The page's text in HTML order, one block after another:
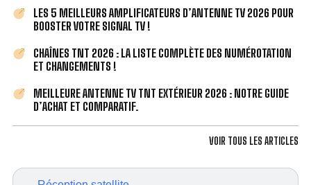
LES 5 MEILLEURS AMPLIFICATEURS D’ANTENNE TV 2026 POUR
BOOSTER VOTRE SIGNAL TV !
CHAÎNES TNT 2026 : LA LISTE COMPLÈTE DES NUMÉROTATION
ET CHANGEMENTS !
MEILLEURE ANTENNE TV TNT EXTÉRIEUR 2026 : NOTRE GUIDE
D’ACHAT ET COMPARATIF.
VOIR TOUS LES ARTICLES